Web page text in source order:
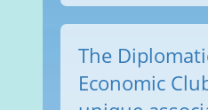
The
Economic